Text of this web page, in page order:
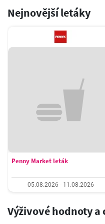
Nejnovější letáky
Penny Market leták
05.08.2026 - 11.08.2026
Výživové hodnoty a